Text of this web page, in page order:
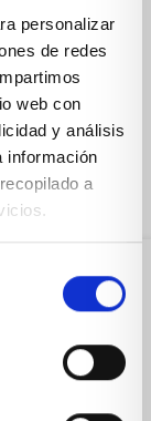
personalizar
de redes
web con
y análisis
información
a
corazón del
sino un
creamos
del...